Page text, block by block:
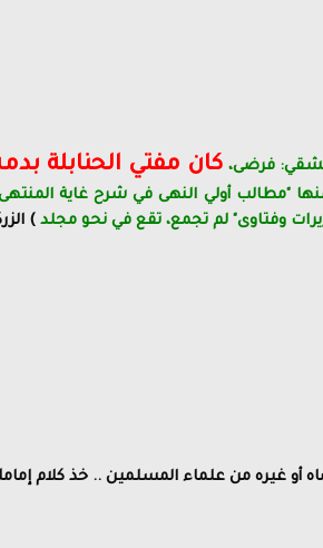
فرضى،كان مفتي الحنابلة
وتوفى بدمشق. له مؤلفات، منها "مطالب أولي النهى في
وفتاوى" لم تجمع، تقع في نحو مجلد )
أو غيره من علماء المسلمين .. خذ كلام